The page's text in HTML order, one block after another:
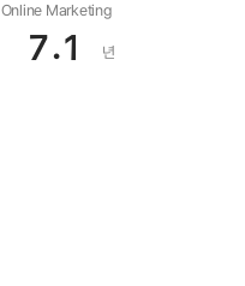
Online Marketing
7.1 년